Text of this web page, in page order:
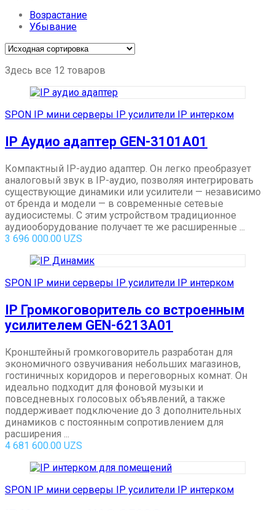
Возрастание
Убывание
Здесь все 12 товаров
SPON IP мини серверы IP усилители IP интерком
IP Аудио адаптер GEN-3101A01
Компактный IP-аудио адаптер. Он легко преобразует
аналоговый звук в IP-аудио, позволяя интегрировать
существующие динамики или усилители — независимо
от бренда и модели — в современные сетевые
аудиосистемы. С этим устройством традиционное
аудиооборудование получает те же расширенные ...
3 696 000.00 UZS
SPON IP мини серверы IP усилители IP интерком
IP Громкоговоритель со встроенным
усилителем GEN-6213A01
Кронштейный громкоговоритель разработан для
экономичного озвучивания небольших магазинов,
гостиничных коридоров и переговорных комнат. Он
идеально подходит для фоновой музыки и
повседневных голосовых объявлений, а также
поддерживает подключение до 3 дополнительных
динамиков с постоянным сопротивлением для
расширения ...
4 681 600.00 UZS
SPON IP мини серверы IP усилители IP интерком